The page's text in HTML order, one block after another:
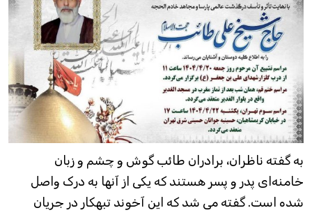
به گفته ناظران، برادران طائب گوش و چشم و زبان
خامنه‌ای پدر و پسر هستند که یکی از آنها به درک واصل
شده است. گفته می شد که این آخوند تبهکار در جریان